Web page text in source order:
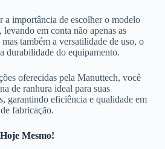
a importância de escolher o modelo
em conta não apenas as
também a versatilidade de uso, o
durabilidade do equipamento.
oferecidas pela Manuttech, você
de ranhura ideal para suas
garantindo eficiência e qualidade em
fabricação.
Mesmo!